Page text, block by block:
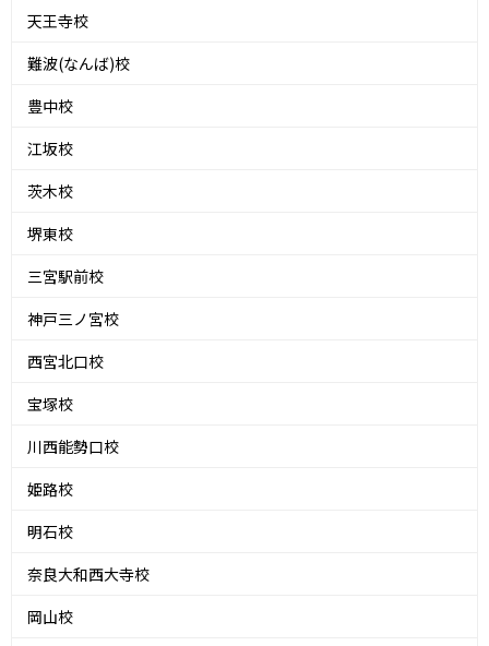
天王寺校
難波(なんば)校
豊中校
江坂校
茨木校
堺東校
三宮駅前校
神戸三ノ宮校
西宮北口校
宝塚校
川西能勢口校
姫路校
明石校
奈良大和西大寺校
岡山校